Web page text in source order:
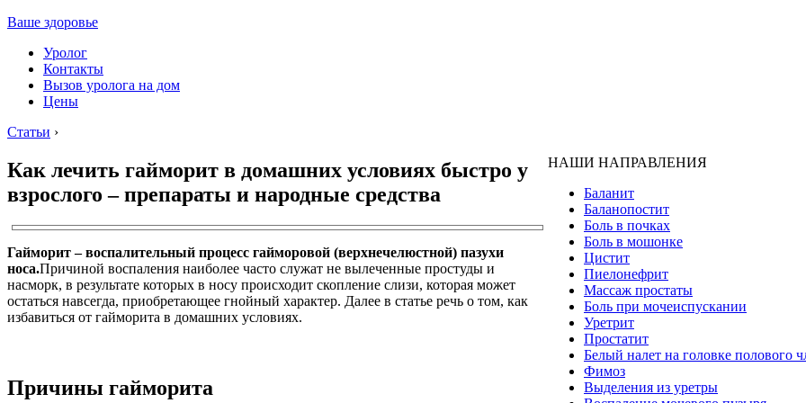
Ваше здоровье
Уролог
Контакты
Вызов уролога на дом
Цены
Статьи ›
Как лечить гайморит в домашних условиях быстро у
взрослого – препараты и народные средства
Гайморит – воспалительный процесс гайморовой (верхнечелюстной) пазухи
носа.Причиной воспаления наиболее часто служат не вылеченные простуды и
насморк, в результате которых в носу происходит скопление слизи, которая может
остаться навсегда, приобретающее гнойный характер. Далее в статье речь о том, как
избавиться от гайморита в домашних условиях.
Причины гайморита
НАШИ НАПРАВЛЕНИЯ
Баланит
Баланопостит
Боль в почках
Боль в мошонке
Цистит
Пиелонефрит
Массаж простаты
Боль при мочеиспускании
Уретрит
Простатит
Белый налет на головке полового
Фимоз
Выделения из уретры